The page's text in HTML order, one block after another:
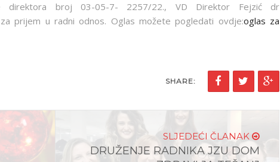
direktora broj 03-05-7- 2257/22., VD Direktor Fejzić dr
prijem u radni odnos. Oglas možete pogledati ovdje:oglas za
SHARE:
SLJEDEĆI ČLANAK
DRUŽENJE RADNIKA JZU DOM